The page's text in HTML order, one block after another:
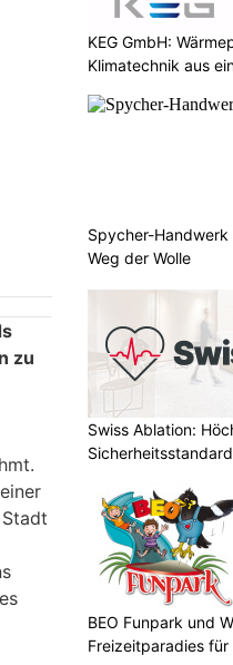
zu
KEG GmbH:
Klimatechnik aus
Spycher-
Weg der Wolle
Swiss Ablation:
BEO Funpark und
Freizeitparadies für